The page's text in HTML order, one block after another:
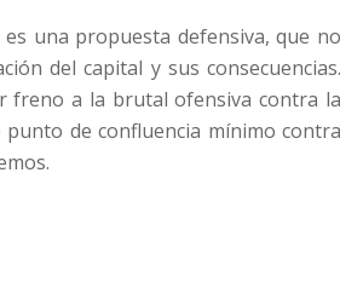
una propuesta defensiva, que no
del capital y sus consecuencias.
freno a la brutal ofensiva contra la
de confluencia mínimo contra